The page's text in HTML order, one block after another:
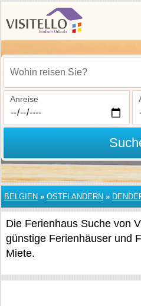
Wohin reisen Sie?
Anreise
BELGIEN » OSTFLANDERN »
Die Ferienhaus Suche von
günstige Ferienhäuser und
Miete.